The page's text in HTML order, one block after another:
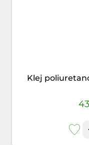
Klej